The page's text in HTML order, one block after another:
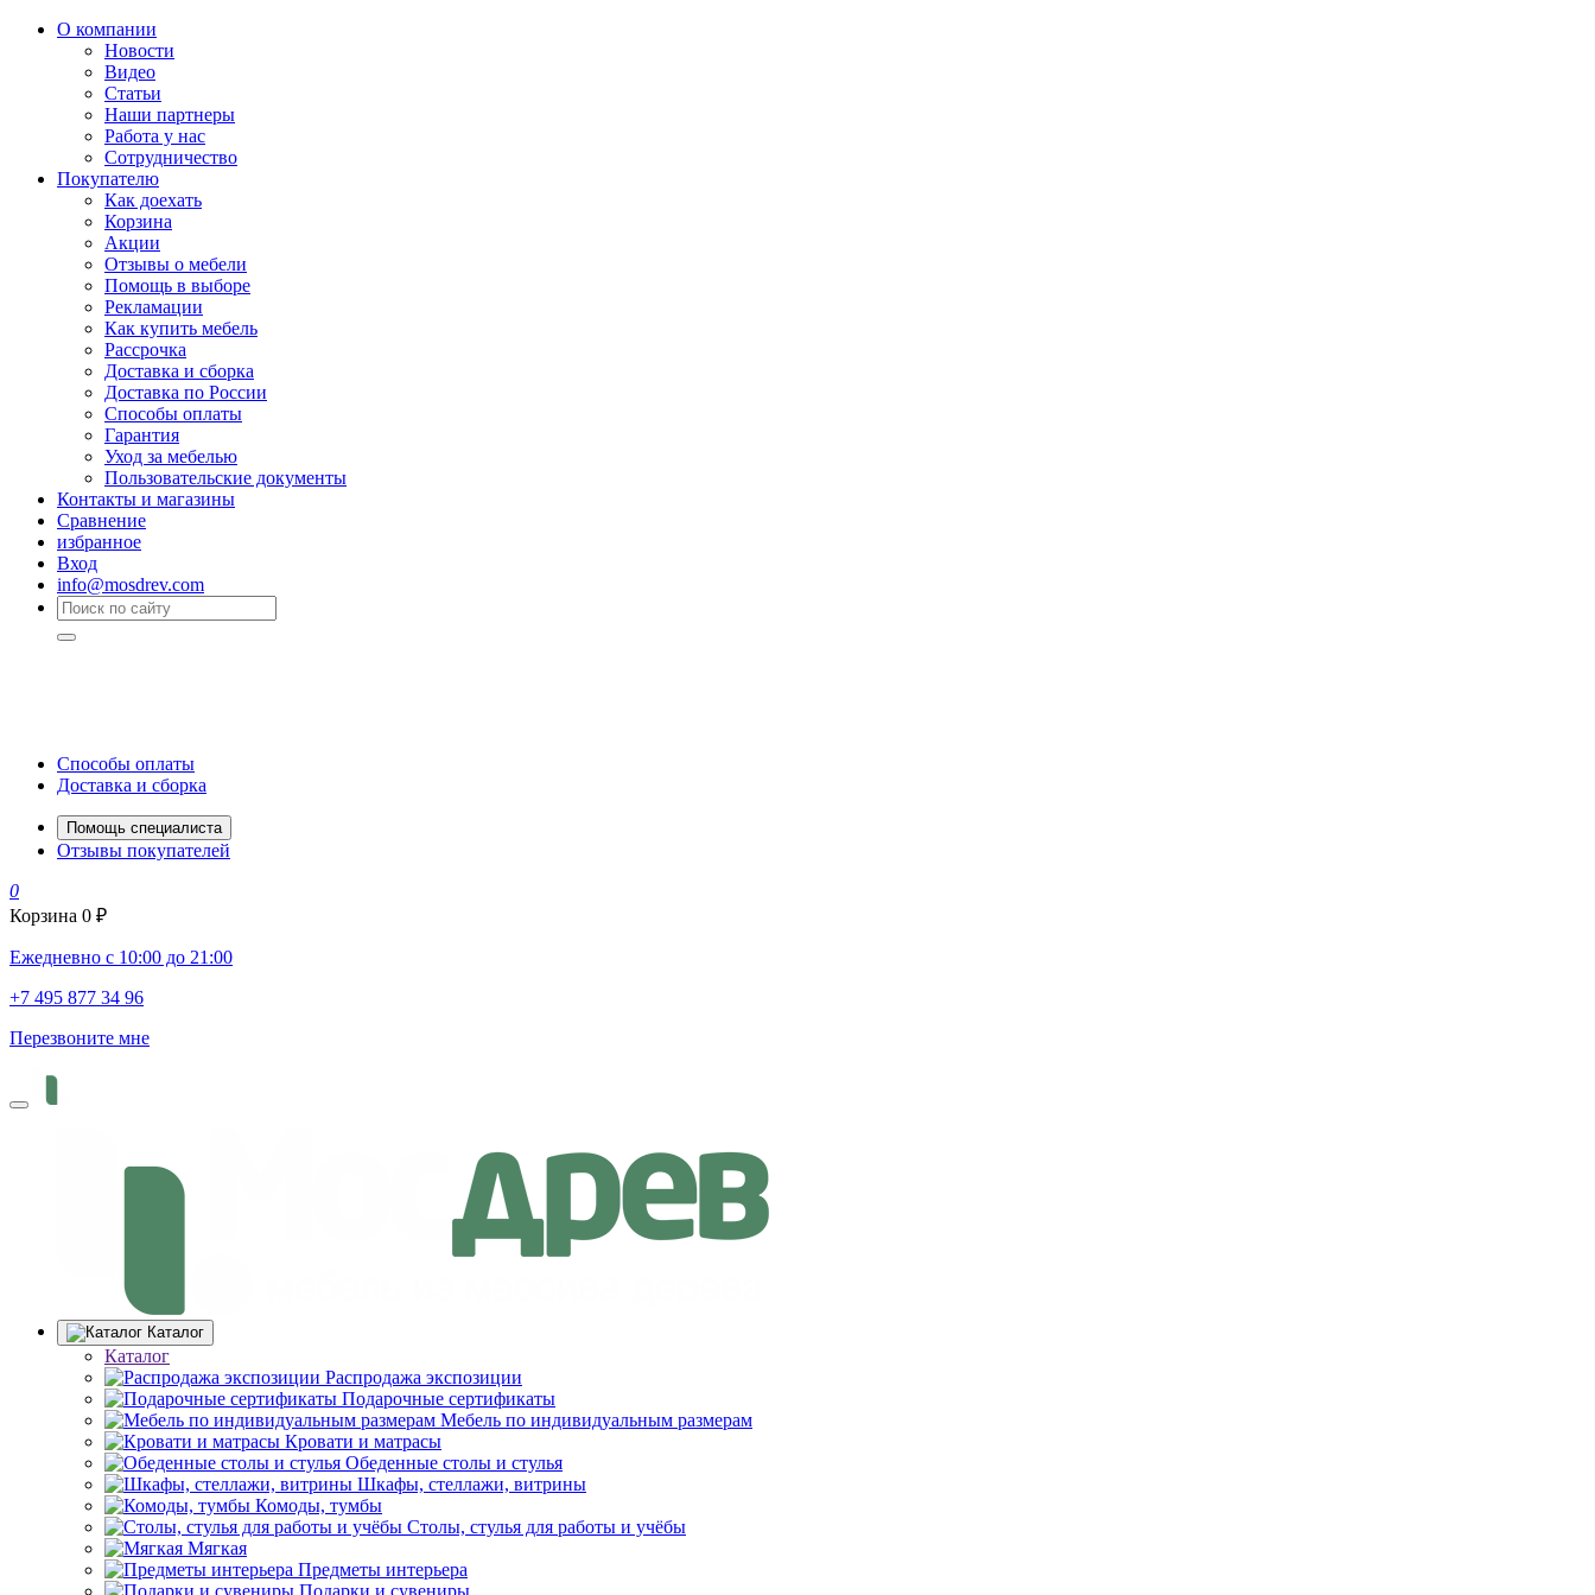
О компании
Новости
Видео
Статьи
Наши партнеры
Работа у нас
Сотрудничество
Покупателю
Как доехать
Корзина
Акции
Отзывы о мебели
Помощь в выборе
Рекламации
Как купить мебель
Рассрочка
Доставка и сборка
Доставка по России
Способы оплаты
Гарантия
Уход за мебелью
Пользовательские документы
Контакты и магазины
Сравнение
избранное
Вход
info@mosdrev.com
Способы оплаты
Доставка и сборка
Помощь специалиста
Отзывы покупателей
0
Корзина 0 ₽
Ежедневно с 10:00 до 21:00
+7 495 877 34 96
Перезвоните мне
Каталог
Каталог
Распродажа экспозиции
Подарочные сертификаты
Мебель по индивидуальным размерам
Кровати и матрасы
Обеденные столы и стулья
Шкафы, стеллажи, витрины
Комоды, тумбы
Столы, стулья для работы и учёбы
Мягкая
Предметы интерьера
Подарки и сувениры